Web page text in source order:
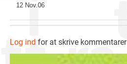
12 Nov.06
Log ind for at skrive kommentarer